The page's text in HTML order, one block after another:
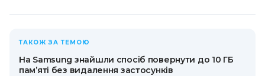
ТАКОЖ ЗА ТЕМОЮ
На Samsung знайшли спосіб повернути до 10 ГБ
пам’яті без видалення застосунків